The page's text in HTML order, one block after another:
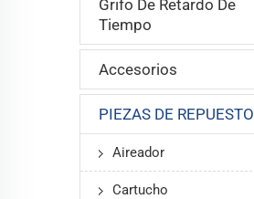
Grifo De Retardo De
Tiempo
Accesorios
PIEZAS DE REPUESTO
Aireador
Cartucho